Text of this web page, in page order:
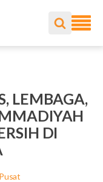
LEMBAGA,
DI